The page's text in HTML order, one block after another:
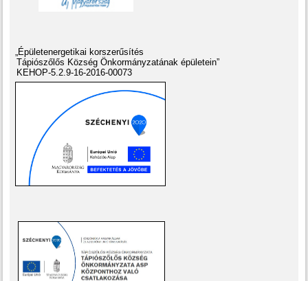
„Épületenergetikai korszerűsítés
Tápiószőlős Község Önkormányzatának épületein”
KEHOP-5.2.9-16-2016-00073